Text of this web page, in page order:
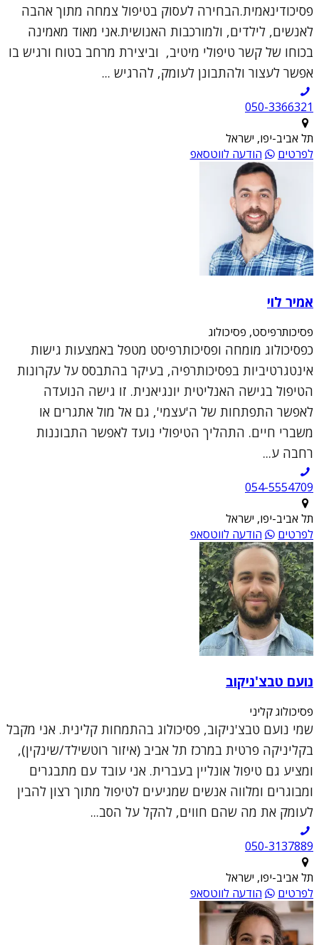
פסיכודינאמית.הבחירה לעסוק בטיפול צמחה מתוך אהבה
לאנשים, לילדים, ולמורכבות האנושית.אני מאוד מאמינה
בכוחו של קשר טיפולי מיטיב, וביצירת מרחב בטוח ורגיש בו
אפשר לעצור ולהתבונן לעומק, להרגיש ...
050-3366321
תל אביב-יפו, ישראל
לפרטים
הודעה לווטסאפ
אמיר לוי
פסיכותרפיסט, פסיכולוג
כפסיכולוג מומחה ופסיכותרפיסט מטפל באמצעות גישות
אינטגרטיביות בפסיכותרפיה, בעיקר בהתבסס על עקרונות
הטיפול בגישה האנליטית יונגיאנית. זו גישה הנועדה
לאפשר התפתחות של ה'עצמי', גם אל מול אתגרים או
משברי חיים. התהליך הטיפולי נועד לאפשר התבוננות
רחבה ע...
054-5554709
תל אביב-יפו, ישראל
לפרטים
הודעה לווטסאפ
נועם טבצ'ניקוב
פסיכולוג קליני
שמי נועם טבצ'ניקוב, פסיכולוג בהתמחות קלינית. אני מקבל
בקליניקה פרטית במרכז תל אביב (איזור רוטשילד/שינקין),
ומציע גם טיפול אונליין בעברית. אני עובד עם מתבגרים
ומבוגרים ומלווה אנשים שמגיעים לטיפול מתוך רצון להבין
לעומק את מה שהם חווים, להקל על הסב...
050-3137889
תל אביב-יפו, ישראל
לפרטים
הודעה לווטסאפ